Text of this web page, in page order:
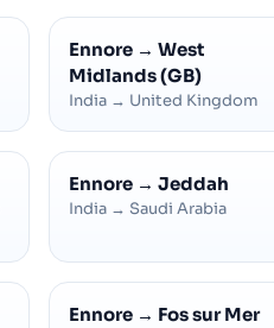
Ennore → West
Midlands (GB)
India → United Kingdom
Ennore → Jeddah
India → Saudi Arabia
Ennore → Fos sur Mer